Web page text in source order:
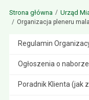
Strona główna Urząd
Organizacja pleneru
Regulamin
Ogłoszenia o
Poradnik Klienta (jak